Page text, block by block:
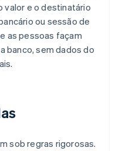
valor e o destinatário
ou sessão de
as pessoas façam
banco, sem dados do
sob regras rigorosas.